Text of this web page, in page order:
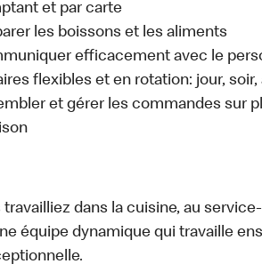
et par carte
les boissons et les aliments
efficacement avec le
flexibles et en rotation: jour,
et gérer les commandes sur
travailliez dans la cuisine, au
équipe dynamique qui travaille